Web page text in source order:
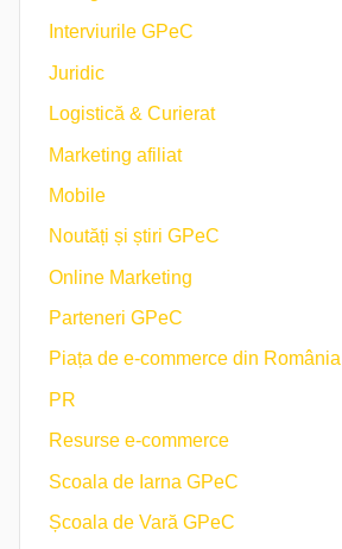
Interviurile GPeC
Juridic
Logistică & Curierat
Marketing afiliat
Mobile
Noutăți și știri GPeC
Online Marketing
Parteneri GPeC
Piața de e-commerce din România
PR
Resurse e-commerce
Scoala de Iarna GPeC
Școala de Vară GPeC